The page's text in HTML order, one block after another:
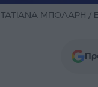
ΤΑΤΙΑΝΑ ΜΠΟΛΑΡΗ /